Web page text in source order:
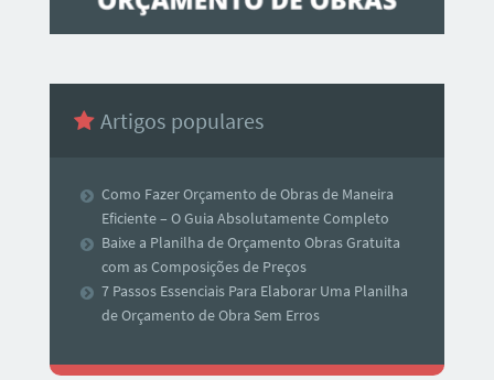
Artigos populares
Como Fazer Orçamento de Obras de Maneira
Eficiente – O Guia Absolutamente Completo
Baixe a Planilha de Orçamento Obras Gratuita
com as Composições de Preços
7 Passos Essenciais Para Elaborar Uma Planilha
de Orçamento de Obra Sem Erros